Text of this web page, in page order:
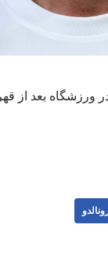
ورزشگاه بعد از